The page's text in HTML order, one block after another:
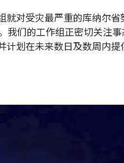
就对受灾最严重的库纳尔省
我们的工作组正密切关注事
计划在未来数日及数周内提